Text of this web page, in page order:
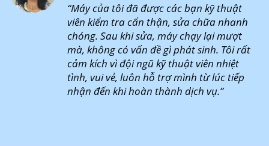
“Máy của tôi đã được các bạn kỹ thuật
viên kiểm tra cẩn thận, sửa chữa nhanh
chóng. Sau khi sửa, máy chạy lại mượt
mà, không có vấn đề gì phát sinh. Tôi rất
cảm kích vì đội ngũ kỹ thuật viên nhiệt
tình, vui vẻ, luôn hỗ trợ mình từ lúc tiếp
nhận đến khi hoàn thành dịch vụ.”